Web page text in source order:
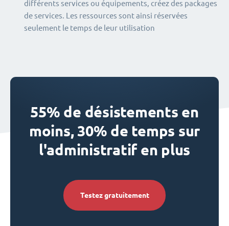
différents services ou équipements, créez des packages
de services. Les ressources sont ainsi réservées
seulement le temps de leur utilisation
55% de désistements en
moins, 30% de temps sur
l'administratif en plus
Testez gratuitement